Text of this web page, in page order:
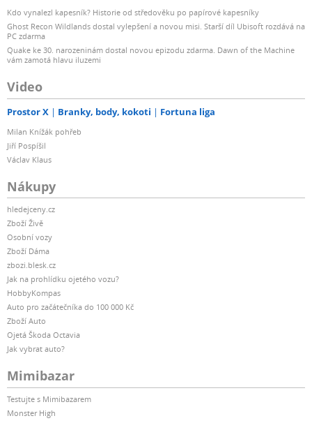
Kdo vynalezl kapesník? Historie od středověku po papírové kapesníky
Ghost Recon Wildlands dostal vylepšení a novou misi. Starší díl Ubisoft rozdává na
PC zdarma
Quake ke 30. narozeninám dostal novou epizodu zdarma. Dawn of the Machine
vám zamotá hlavu iluzemi
Video
Prostor X Branky, body, kokoti Fortuna liga
Milan Knížák pohřeb
Jiří Pospíšil
Václav Klaus
Nákupy
hledejceny.cz
Zboží Živě
Osobní vozy
Zboží Dáma
zbozi.blesk.cz
Jak na prohlídku ojetého vozu?
HobbyKompas
Auto pro začátečníka do 100 000 Kč
Zboží Auto
Ojetá Škoda Octavia
Jak vybrat auto?
Mimibazar
Testujte s Mimibazarem
Monster High